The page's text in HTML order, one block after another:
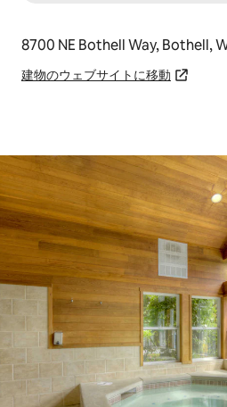
8700 NE Bothell Way, Bothell,
建物のウェブサイトに移動